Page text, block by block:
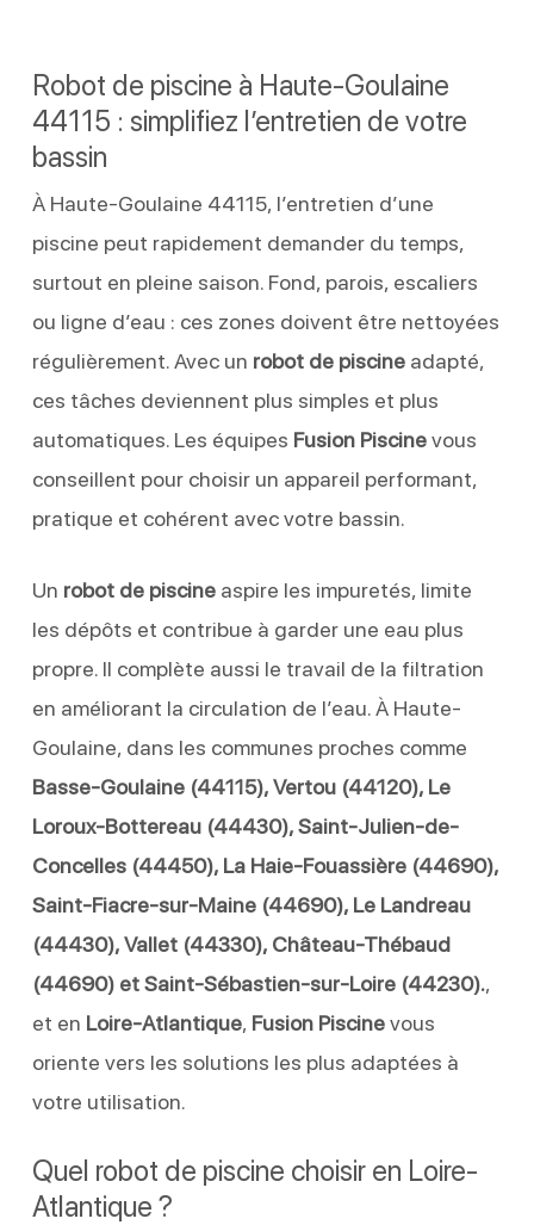
Robot de piscine à Haute-Goulaine
44115 : simplifiez l’entretien de votre
bassin
À Haute-Goulaine 44115, l’entretien d’une
piscine peut rapidement demander du temps,
surtout en pleine saison. Fond, parois, escaliers
ou ligne d’eau : ces zones doivent être nettoyées
régulièrement. Avec un robot de piscineadapté,
ces tâches deviennent plus simples et plus
automatiques. Les équipes Fusion Piscinevous
conseillent pour choisir un appareil performant,
pratique et cohérent avec votre bassin.
Un robot de piscineaspire les impuretés, limite
les dépôts et contribue à garder une eau plus
propre. Il complète aussi le travail de la filtration
en améliorant la circulation de l’eau. À Haute-
Goulaine, dans les communes proches comme
Basse-Goulaine (44115), Vertou (44120), Le
Loroux-Bottereau (44430), Saint-Julien-de-
Concelles (44450), La Haie-Fouassière (44690),
Saint-Fiacre-sur-Maine (44690), Le Landreau
(44430), Vallet (44330), Château-Thébaud
(44690) et Saint-Sébastien-sur-Loire (44230).,
et en Loire-Atlantique, Fusion Piscinevous
oriente vers les solutions les plus adaptées à
votre utilisation.
Quel robot de piscine choisir en Loire-
Atlantique ?